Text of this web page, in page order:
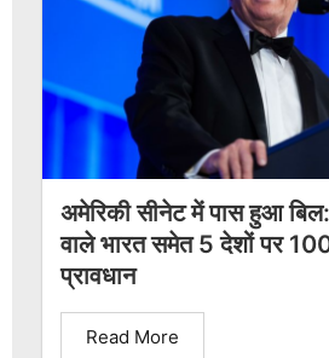
अमेरिकी सीनेट में पास हुआ
वाले भारत समेत 5 देशों पर
प्रावधान
Read More